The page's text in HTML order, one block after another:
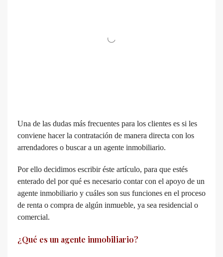
Una de las dudas más frecuentes para los clientes es si les
conviene hacer la contratación de manera directa con los
arrendadores o buscar a un agente inmobiliario.
Por ello decidimos escribir éste artículo, para que estés
enterado del por qué es necesario contar con el apoyo de un
agente inmobiliario y cuáles son sus funciones en el proceso
de renta o compra de algún inmueble, ya sea residencial o
comercial.
¿Qué es un agente inmobiliario?